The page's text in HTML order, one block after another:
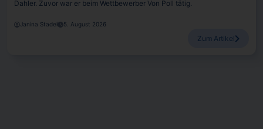
Dahler. Zuvor war er beim Wettbewerber Von Poll tätig.
Janina Stadel 5. August 2026
Zum Artikel